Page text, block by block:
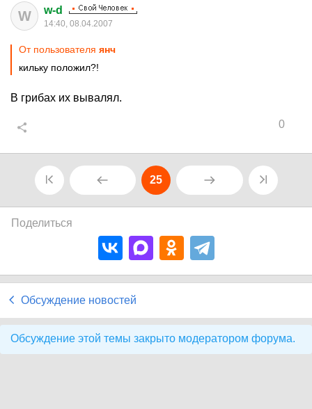
W w-d
14:40, 08.04.2007
От пользователя янч
кильку положил?!
В грибах их вывалял.
0
25
Поделиться
Обсуждение новостей
Обсуждение этой темы закрыто модератором форума.